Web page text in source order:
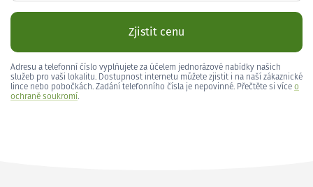
Zjistit cenu
Adresu a telefonní číslo vyplňujete za účelem jednorázové nabídky našich
služeb pro vaši lokalitu. Dostupnost internetu můžete zjistit i na naší zákaznické
lince nebo pobočkách. Zadání telefonního čísla je nepovinné. Přečtěte si více o
ochraně soukromí.